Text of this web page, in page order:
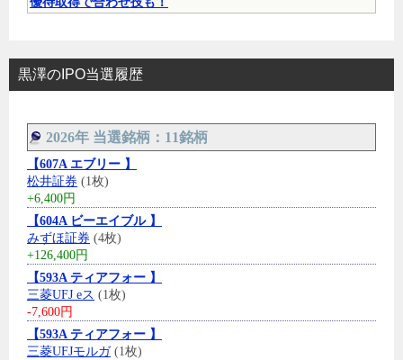
黒澤のIPO当選履歴
2026年 当選銘柄：11銘柄
【607A エブリー 】
松井証券 (1枚)
+6,400円
【604A ビーエイブル 】
みずほ証券 (4枚)
+126,400円
【593A ティアフォー 】
三菱UFJ eス (1枚)
-7,600円
【593A ティアフォー 】
三菱UFJモルガ(1枚)